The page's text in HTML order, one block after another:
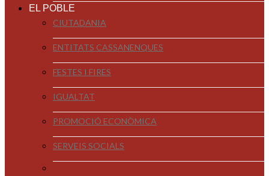
EL POBLE
CIUTADANIA
ENTITATS CASSANENQUES
FESTES I FIRES
IGUALTAT
PROMOCIÓ ECONÒMICA
SERVEIS SOCIALS